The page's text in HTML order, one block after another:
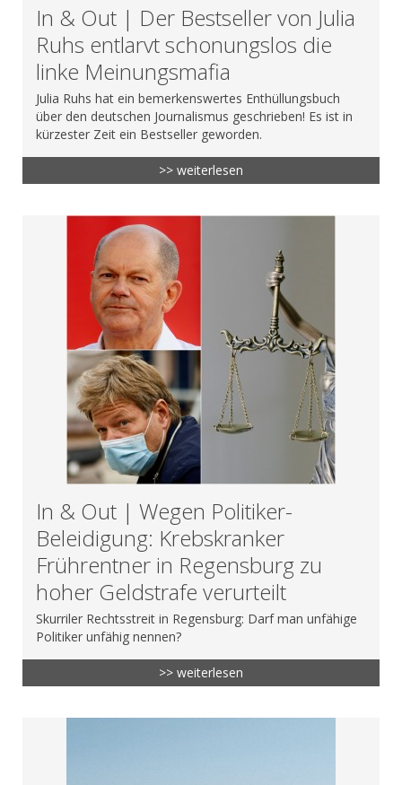
In & Out | Der Bestseller von Julia
Ruhs entlarvt schonungslos die
linke Meinungsmafia
Julia Ruhs hat ein bemerkenswertes Enthüllungsbuch
über den deutschen Journalismus geschrieben! Es ist in
kürzester Zeit ein Bestseller geworden.
>> weiterlesen
In & Out | Wegen Politiker-
Beleidigung: Krebskranker
Frührentner in Regensburg zu
hoher Geldstrafe verurteilt
Skurriler Rechtsstreit in Regensburg: Darf man unfähige
Politiker unfähig nennen?
>> weiterlesen